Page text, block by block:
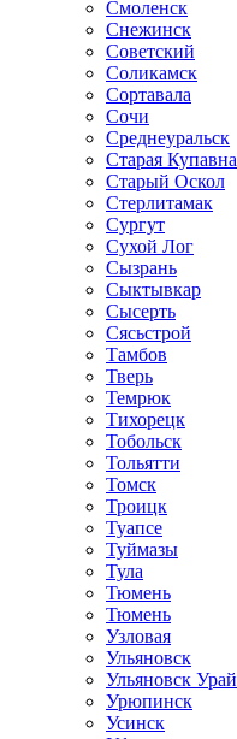
Смоленск
Снежинск
Советский
Соликамск
Сортавала
Сочи
Среднеуральск
Старая Купавна
Старый Оскол
Стерлитамак
Сургут
Сухой Лог
Сызрань
Сыктывкар
Сысерть
Сясьстрой
Тамбов
Тверь
Темрюк
Тихорецк
Тобольск
Тольятти
Томск
Троицк
Туапсе
Туймазы
Тула
Тюмень
Тюмень
Узловая
Ульяновск
Ульяновск Урай
Урюпинск
Усинск